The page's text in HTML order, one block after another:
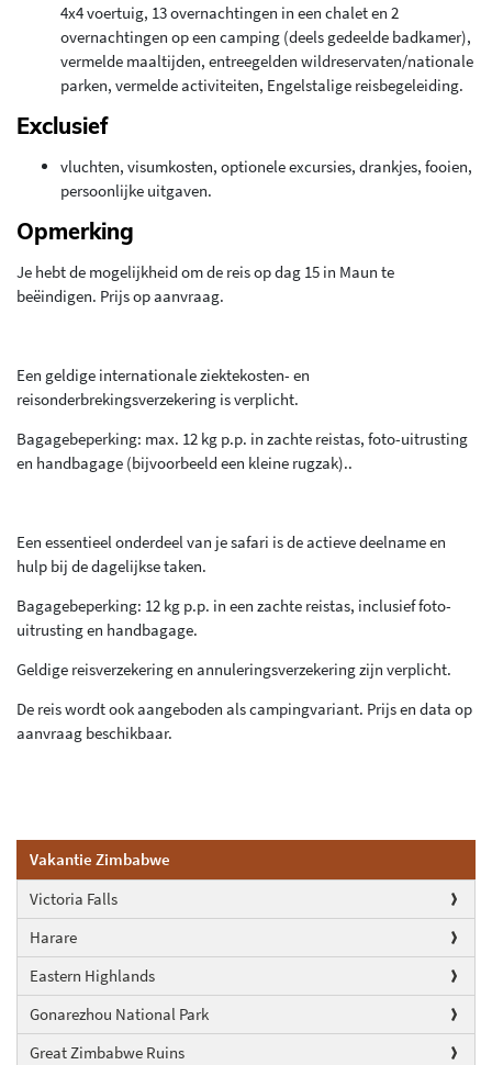
Vakantie Zimbabwe
Victoria Falls
Harare
Eastern Highlands
Gonarezhou National Park
Great Zimbabwe Ruins
4x4 voertuig, 13 overnachtingen in een chalet en 2
overnachtingen op een camping (deels gedeelde badkamer),
vermelde maaltijden, entreegelden wildreservaten/nationale
parken, vermelde activiteiten, Engelstalige reisbegeleiding.
Exclusief
vluchten, visumkosten, optionele excursies, drankjes, fooien,
persoonlijke uitgaven.
Opmerking
Je hebt de mogelijkheid om de reis op dag 15 in Maun te
beëindigen. Prijs op aanvraag.
Een geldige internationale ziektekosten- en
reisonderbrekingsverzekering is verplicht.
Bagagebeperking: max. 12 kg p.p. in zachte reistas, foto-uitrusting
en handbagage (bijvoorbeeld een kleine rugzak)..
Een essentieel onderdeel van je safari is de actieve deelname en
hulp bij de dagelijkse taken.
Bagagebeperking: 12 kg p.p. in een zachte reistas, inclusief foto-
uitrusting en handbagage.
Geldige reisverzekering en annuleringsverzekering zijn verplicht.
De reis wordt ook aangeboden als campingvariant. Prijs en data op
aanvraag beschikbaar.